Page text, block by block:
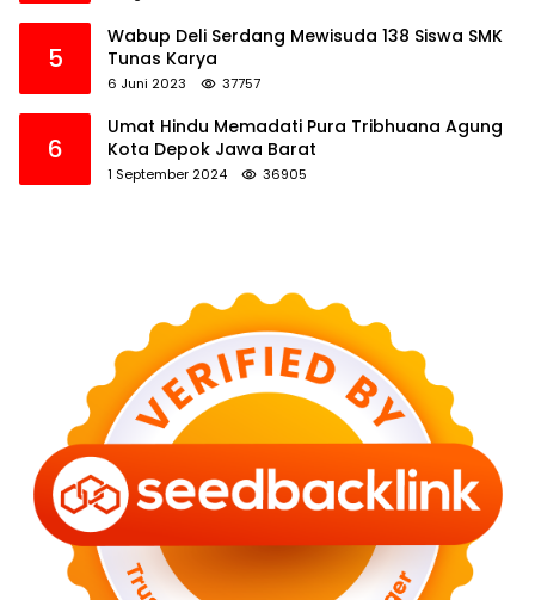
5
Wabup Deli Serdang Mewisuda 138 Siswa SMK
Tunas Karya
6 Juni 2023 37757
6
Umat Hindu Memadati Pura Tribhuana Agung
Kota Depok Jawa Barat
1 September 2024 36905